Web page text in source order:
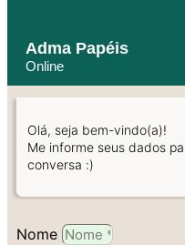
Adma Papéis
Online
Olá, seja bem-vindo(a)!
Me informe seus dados
conversa :)
Nome